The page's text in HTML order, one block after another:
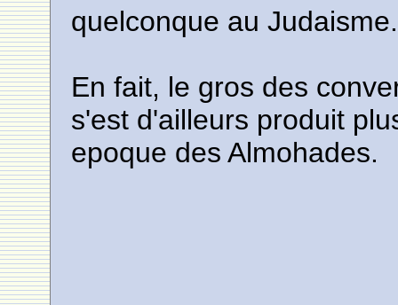
quelconque au Judaisme.
En fait, le gros des
s'est d'ailleurs produit
epoque des Almohades.